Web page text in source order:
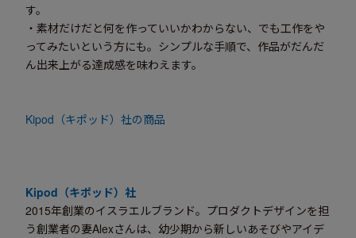
す。
・素材だけだと何を作っていいかわからない、でも工作をや
ってみたいという方にも。シンプルな手順で、作品がだんだ
ん出来上がる達成感を味わえます。
Kipod（キポッド）社の商品
Kipod（キポッド） 社
2015年創業のイスラエルブランド。プロダクトデザインを担
う創業者の妻Alexさんは、幼少期から新しいあそびやアイデ